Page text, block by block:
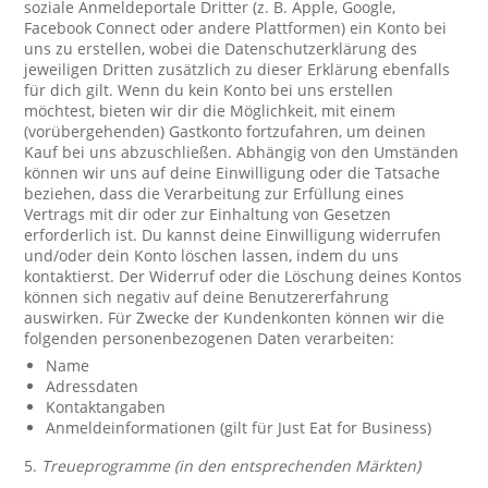
soziale Anmeldeportale Dritter (z. B. Apple, Google,
Facebook Connect oder andere Plattformen) ein Konto bei
uns zu erstellen, wobei die Datenschutzerklärung des
jeweiligen Dritten zusätzlich zu dieser Erklärung ebenfalls
für dich gilt. Wenn du kein Konto bei uns erstellen
möchtest, bieten wir dir die Möglichkeit, mit einem
(vorübergehenden) Gastkonto fortzufahren, um deinen
Kauf bei uns abzuschließen. Abhängig von den Umständen
können wir uns auf deine Einwilligung oder die Tatsache
beziehen, dass die Verarbeitung zur Erfüllung eines
Vertrags mit dir oder zur Einhaltung von Gesetzen
erforderlich ist. Du kannst deine Einwilligung widerrufen
und/oder dein Konto löschen lassen, indem du uns
kontaktierst. Der Widerruf oder die Löschung deines Kontos
können sich negativ auf deine Benutzererfahrung
auswirken. Für Zwecke der Kundenkonten können wir die
folgenden personenbezogenen Daten verarbeiten:
Name
Adressdaten
Kontaktangaben
Anmeldeinformationen (gilt für Just Eat for Business)
5. Treueprogramme (in den entsprechenden Märkten)